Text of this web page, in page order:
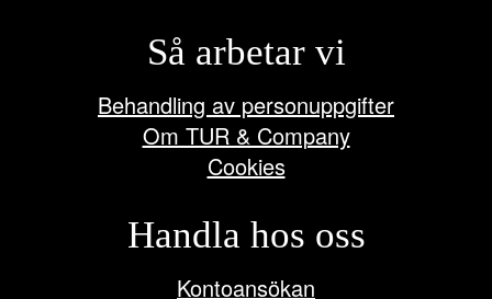
Så arbetar vi
Behandling av personuppgifter
Om TUR & Company
Cookies
Handla hos oss
Kontoansökan